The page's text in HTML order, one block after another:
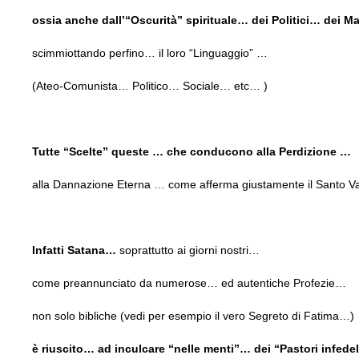
ossia anche dall’“Oscurità” spirituale… dei Politici… dei
scimmiottando perfino… il loro “Linguaggio” …
(Ateo-Comunista… Politico… Sociale… etc… )
Tutte “Scelte” queste … che conducono alla Perdizione …
alla Dannazione Eterna … come afferma giustamente il Santo
Infatti Satana… soprattutto ai giorni nostri…
come preannunciato da numerose… ed autentiche Profezie…
non solo bibliche (vedi per esempio il vero Segreto di Fatima…)
è riuscito… ad inculcare “nelle menti”… dei “Pastori